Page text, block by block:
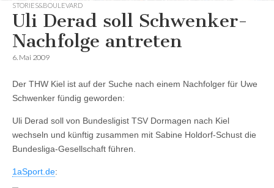
STORIES&BOULEVARD
Uli Derad soll Schwenker-
Nachfolge antreten
6. Mai 2009
Der THW Kiel ist auf der Suche nach einem Nachfolger für Uwe
Schwenker fündig geworden:
Uli Derad soll von Bundesligist TSV Dormagen nach Kiel
wechseln und künftig zusammen mit Sabine Holdorf-Schust die
Bundesliga-Gesellschaft führen.
1aSport.de: